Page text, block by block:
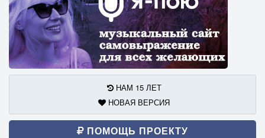
НАМ 15 ЛЕТ
НОВАЯ ВЕРСИЯ
ПОМОЩЬ ПРОЕКТУ